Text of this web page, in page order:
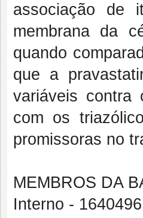
associação de
membrana da
quando
que a
variáveis contra
com os
promissoras no
MEMBROS DA
Interno -